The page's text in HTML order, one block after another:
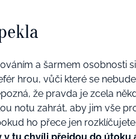
a šarmem osobnosti
hrou, vůči které se
že pravda je zcela
notu zahrát, aby jim vše
ho přece jen